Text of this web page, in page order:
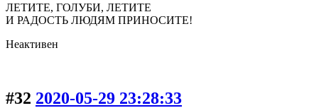
ЛЕТИТЕ, ГОЛУБИ, ЛЕТИТЕ
И РАДОСТЬ ЛЮДЯМ ПРИНОСИТЕ!
Неактивен
#32 2020-05-29 23:28:33